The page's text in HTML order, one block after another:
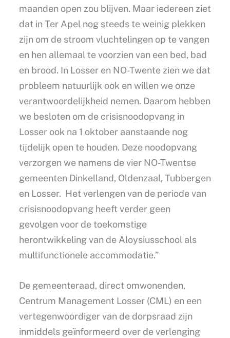
maanden open zou blijven. Maar iedereen ziet
dat in Ter Apel nog steeds te weinig plekken
zijn om de stroom vluchtelingen op te vangen
en hen allemaal te voorzien van een bed, bad
en brood. In Losser en NO-Twente zien we dat
probleem natuurlijk ook en willen we onze
verantwoordelijkheid nemen. Daarom hebben
we besloten om de crisisnoodopvang in
Losser ook na 1 oktober aanstaande nog
tijdelijk open te houden. Deze noodopvang
verzorgen we namens de vier NO-Twentse
gemeenten Dinkelland, Oldenzaal, Tubbergen
en Losser. Het verlengen van de periode van
crisisnoodopvang heeft verder geen
gevolgen voor de toekomstige
herontwikkeling van de Aloysiusschool als
multifunctionele accommodatie.”
De gemeenteraad, direct omwonenden,
Centrum Management Losser (CML) en een
vertegenwoordiger van de dorpsraad zijn
inmiddels geïnformeerd over de verlenging